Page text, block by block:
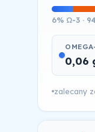
6% Ω-3 ·
0,06
zalecany